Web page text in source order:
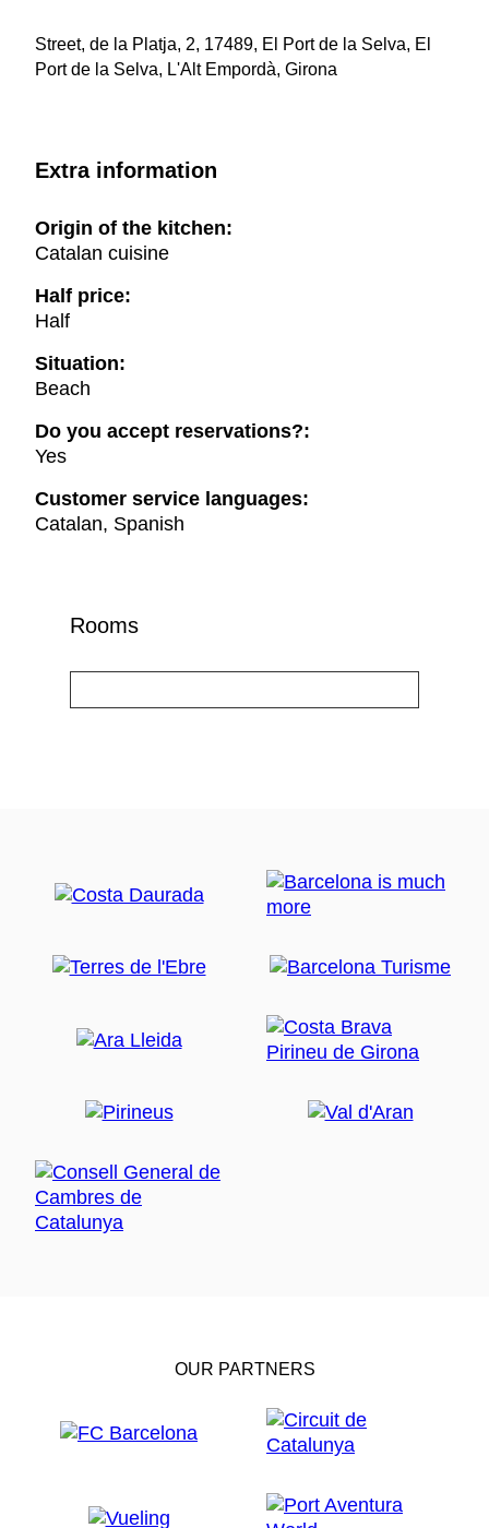
Street, de la Platja, 2, 17489, El Port de la Selva, El
Port de la Selva, L'Alt Empordà, Girona
Extra information
Origin of the kitchen:
Catalan cuisine
Half price:
Half
Situation:
Beach
Do you accept reservations?:
Yes
Customer service languages:
Catalan, Spanish
Rooms
OUR PARTNERS